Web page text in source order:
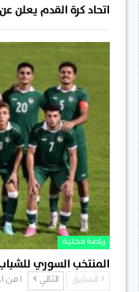
اتحاد كرة القدم يعلن
رياضة محلية
المنتخب السوري
السابق التالي